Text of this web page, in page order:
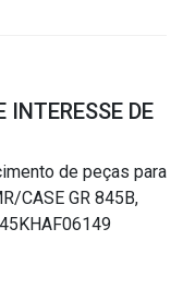
DE
de peças para
CASE GR 845B,